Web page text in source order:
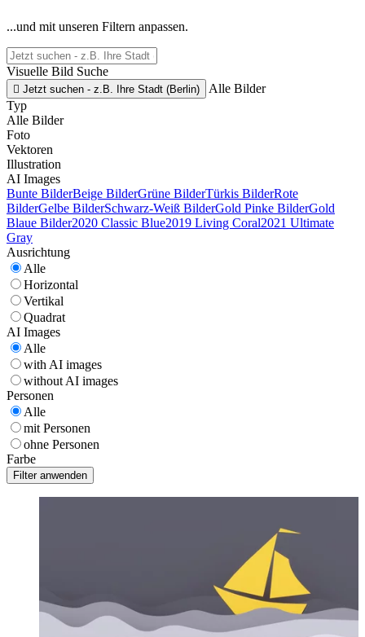
...und mit unseren Filtern anpassen.
Visuelle Bild Suche
 Jetzt suchen - z.B. Ihre Stadt (Berlin)
Alle Bilder
Typ
Alle Bilder
Foto
Vektoren
Illustration
AI Images
Bunte BilderBeige BilderGrüne BilderTürkis BilderRote
BilderGelbe BilderSchwarz-Weiß BilderGold Pinke BilderGold
Blaue Bilder2020 Classic Blue2019 Living Coral2021 Ultimate
Gray
Ausrichtung
Alle
Horizontal
Vertikal
Quadrat
AI Images
Alle
with AI images
without AI images
Personen
Alle
mit Personen
ohne Personen
Farbe